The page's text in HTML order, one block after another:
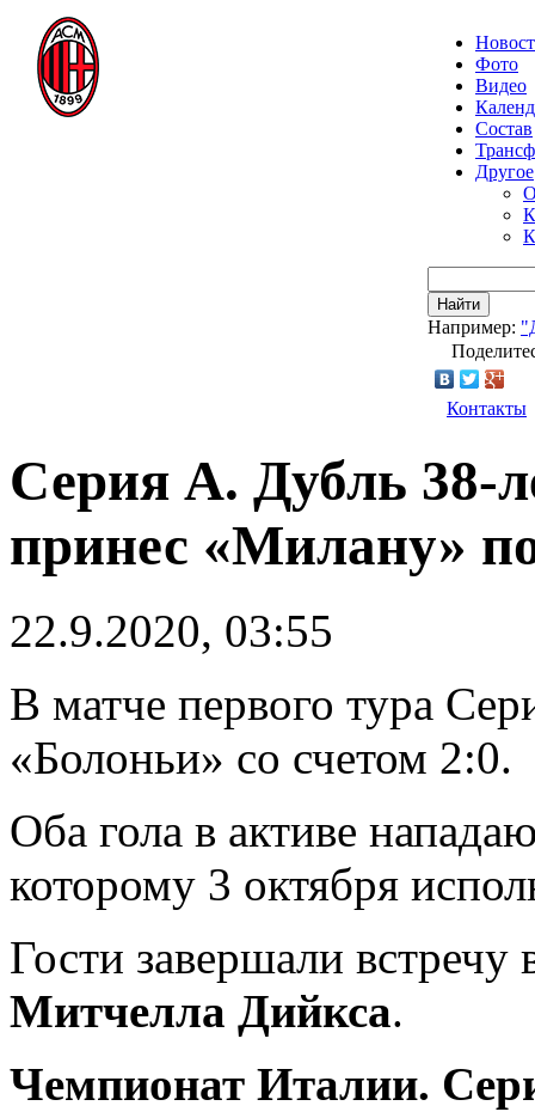
Фото
Видео
Состав
Другое
Найти
Например:
Контакты
Серия А. Дубль 38-
принес «Милану»
22.9.2020, 03:55
В матче первого тура
«Болоньи» со счетом 2:0.
Оба гола в активе
которому 3 октября
Гости завершали встречу
Митчелла Дийкса.
Чемпионат Италии.